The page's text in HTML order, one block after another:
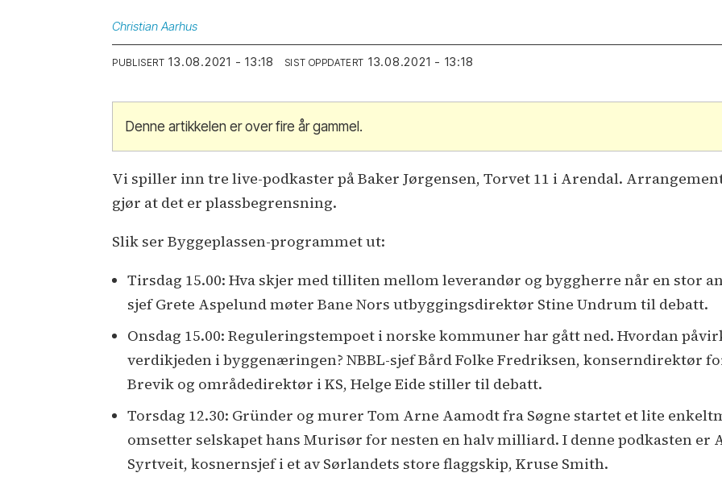
Christian Aarhus
PUBLISERT 13.08.2021 - 13:18 SIST OPPDATERT 13.08.2021 - 13:18
Denne artikkelen er over fire år gammel.
Vi spiller inn tre live-podkaster på Baker Jørgensen, Torvet 11 i Arendal.
gjør at det er plassbegrensning.
Slik ser Byggeplassen-programmet ut:
Tirsdag 15.00: Hva skjer med tilliten mellom leverandør og byggherre når en stor
sjef Grete Aspelund møter Bane Nors utbyggingsdirektør Stine Undrum til debatt.
Onsdag 15.00: Reguleringstempoet i norske kommuner har gått ned. Hvordan
verdikjeden i byggenæringen? NBBL-sjef Bård Folke Fredriksen, konserndirektør
Brevik og områdedirektør i KS, Helge Eide stiller til debatt.
Torsdag 12.30: Gründer og murer Tom Arne Aamodt fra Søgne startet et lite
omsetter selskapet hans Murisør for nesten en halv milliard. I denne podkasten er
Syrtveit, kosnernsjef i et av Sørlandets store flaggskip, Kruse Smith.